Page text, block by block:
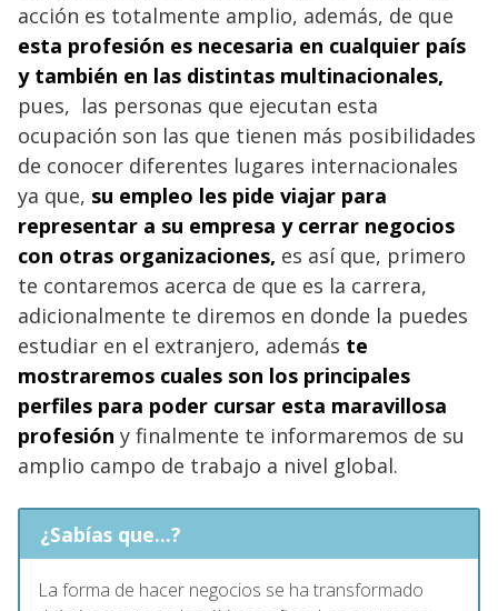
acción es totalmente amplio, además, de que
esta profesión es necesaria en cualquier país
y también en las distintas multinacionales,
pues, las personas que ejecutan esta
ocupación son las que tienen más posibilidades
de conocer diferentes lugares internacionales
ya que, su empleo les pide viajar para
representar a su empresa y cerrar negocios
con otras organizaciones, es así que, primero
te contaremos acerca de que es la carrera,
adicionalmente te diremos en donde la puedes
estudiar en el extranjero, además te
mostraremos cuales son los principales
perfiles para poder cursar esta maravillosa
profesión y finalmente te informaremos de su
amplio campo de trabajo a nivel global.
¿Sabías que...?
La forma de hacer negocios se ha transformado